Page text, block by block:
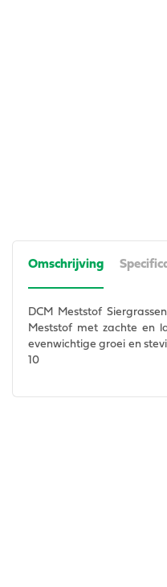
Omschrijving
DCM Meststof
Meststof met zachte en
evenwichtige groei en
10